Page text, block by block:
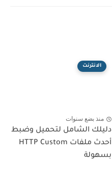
الانترنت
منذ بضع سنوات
دليلك الشامل لتحميل وضبط
أحدث ملفات HTTP Custom
بسهولة